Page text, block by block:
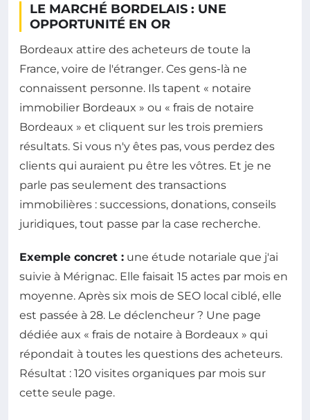
LE MARCHÉ BORDELAIS : UNE
OPPORTUNITÉ EN OR
Bordeaux attire des acheteurs de toute la
France, voire de l'étranger. Ces gens-là ne
connaissent personne. Ils tapent « notaire
immobilier Bordeaux » ou « frais de notaire
Bordeaux » et cliquent sur les trois premiers
résultats. Si vous n'y êtes pas, vous perdez des
clients qui auraient pu être les vôtres. Et je ne
parle pas seulement des transactions
immobilières : successions, donations, conseils
juridiques, tout passe par la case recherche.
Exemple concret : une étude notariale que j'ai
suivie à Mérignac. Elle faisait 15 actes par mois en
moyenne. Après six mois de SEO local ciblé, elle
est passée à 28. Le déclencheur ? Une page
dédiée aux « frais de notaire à Bordeaux » qui
répondait à toutes les questions des acheteurs.
Résultat : 120 visites organiques par mois sur
cette seule page.